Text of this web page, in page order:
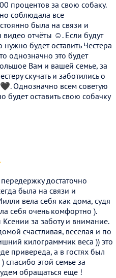
процентов за свою собаку.
соблюдала все
была на связи и
видео отчёты ☺️. Если будут
нужно будет оставить Честера
однозначно это будет
Вам и вашей семье, за
скучать и заботились о
Однозначно всем советую
будет оставить свою собачку
достаточно
была на связи и
вела себя как дома, судя
себя очень комфортно ).
за заботу и внимание.
счастливая, веселая и по
килограммчик веса )) это
привереда, а в гостях был
спасибо этой семье за
обращаться еще !